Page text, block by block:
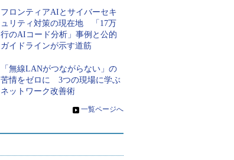
フロンティアAIとサイバーセキ
ュリティ対策の現在地 「17万
行のAIコード分析」事例と公的
ガイドラインが示す道筋
「無線LANがつながらない」の
苦情をゼロに 3つの現場に学ぶ
ネットワーク改善術
» 一覧ページへ